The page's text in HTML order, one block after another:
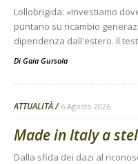
Lollobrigida: «Investiamo
puntano su ricambio
dipendenza dall'estero. Il
Di Gaia Gursola
ATTUALITÀ 6 Agosto 2026
Made in Italy a
Dalla sfida dei dazi al